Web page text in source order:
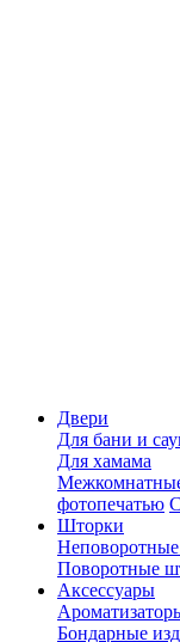
Двери
Для бани и
Для хамама
фотопечатью
Шторки
Поворотные
Аксессуары
Бондарные